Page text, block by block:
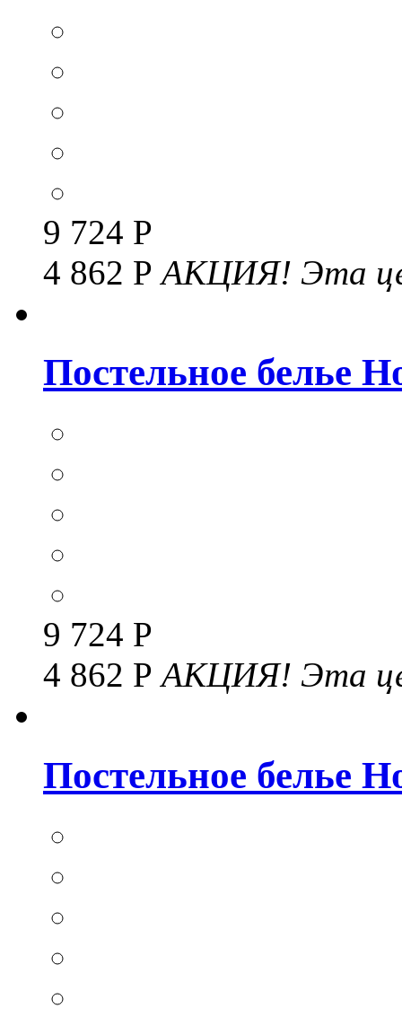
9 724 Р
4 862 Р АКЦИЯ! Эта
Постельное белье
9 724 Р
4 862 РАКЦИЯ! Эта
Постельное белье